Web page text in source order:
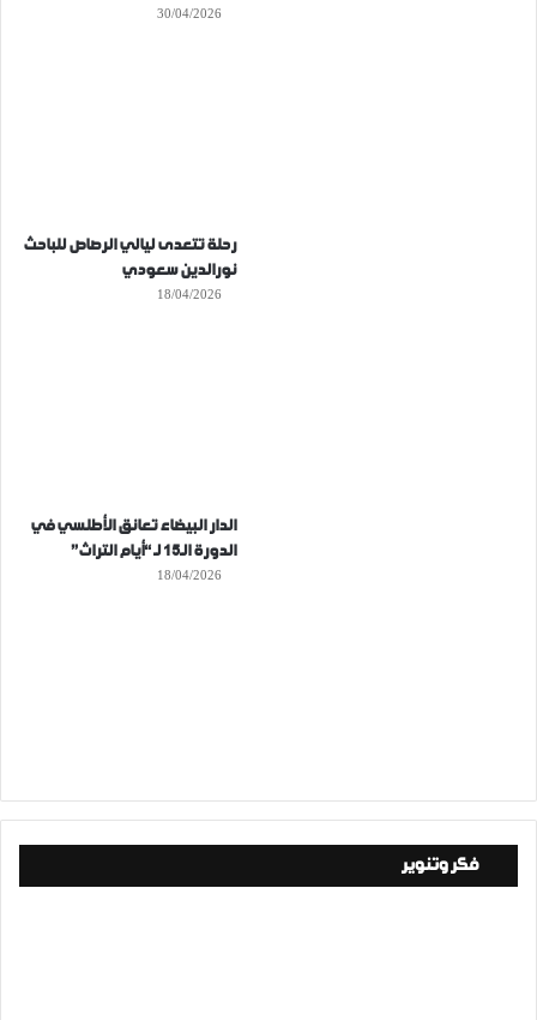
30/04/2026
رحلة تتعدى ليالي الرصاص للباحث
نورالدين سعودي
18/04/2026
الدار البيضاء تعانق الأطلسي في
الدورة الـ15 لـ “أيام التراث”
18/04/2026
فكر وتنوير